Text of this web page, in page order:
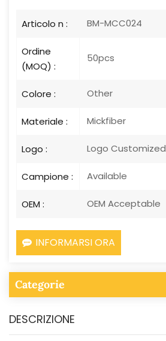
Articolo n : BM-MCC024
Ordine
(MOQ) :
50pcs
Colore : Other
Materiale : Mickfiber
Logo : Logo Customized
Campione : Available
OEM : OEM Acceptable
INFORMARSI ORA
Categorie
DESCRIZIONE